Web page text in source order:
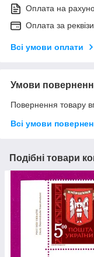
Оплата на
Оплата за
Всі умови оплати
Умови
Повернення товару
Всі умови
Подібні товари